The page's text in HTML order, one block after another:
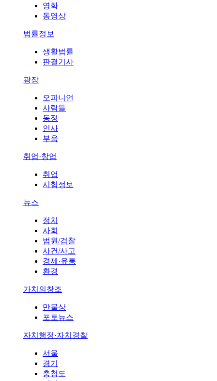
영화
동영상
법률정보
생활법률
판결기사
광장
오피니언
사람들
동정
인사
부음
취업·창업
취업
시험정보
뉴스
정치
사회
법원/검찰
사건/사고
경제·유통
환경
가치의창조
만물상
포토뉴스
자치행정·자치경찰
서울
경기
충청도